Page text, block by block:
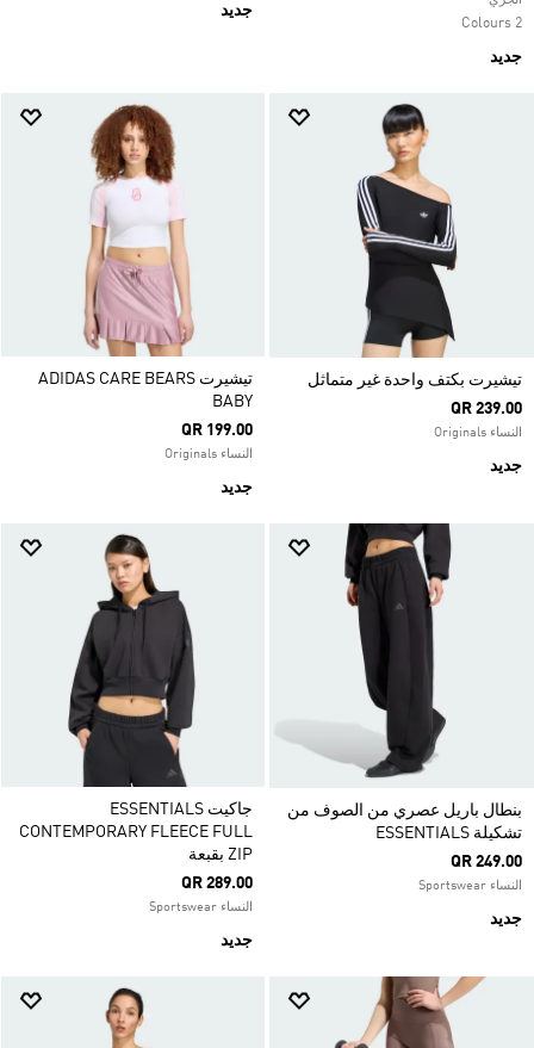
2 Colours
جديد
جديد
تيشيرت بكتف واحدة غير متماثل
QR 239.00
النساء Originals
جديد
تيشيرت ADIDAS CARE BEARS
BABY
QR 199.00
النساء Originals
جديد
بنطال باريل عصري من الصوف من
تشكيلة ESSENTIALS
QR 249.00
النساء Sportswear
جديد
جاكيت ESSENTIALS
CONTEMPORARY FLEECE FULL
ZIP بقبعة
QR 289.00
النساء Sportswear
جديد